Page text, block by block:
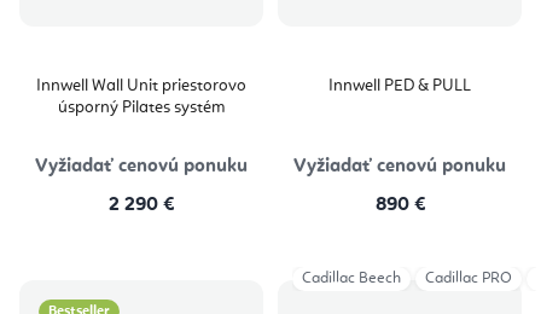
Innwell Wall Unit priestorovo
úsporný Pilates systém
Vyžiadať cenovú ponuku
2 290 €
Innwell PED & PULL
Vyžiadať cenovú ponuku
890 €
Cadillac Beech Cadillac PRO